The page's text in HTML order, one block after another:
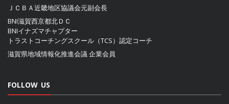
ＪＣＢＡ近畿地区協議会元副会長
BNI滋賀西京都北ＤＣ
BNIイナズマチャプター
トラストコーチングスクール（TCS）認定コーチ
滋賀県地域情報化推進会議企業会員
FOLLOW US